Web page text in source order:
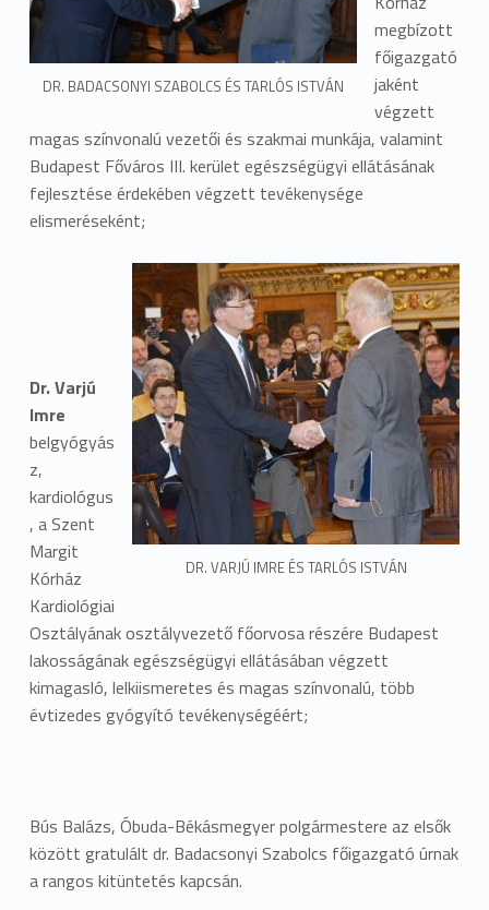
DR. BADACSONYI SZABOLCS ÉS TARLÓS ISTVÁN
megbízott
főigazgató
jaként
végzett
magas színvonalú vezetői és szakmai munkája, valamint
Budapest Főváros III. kerület egészségügyi ellátásának
fejlesztése érdekében végzett tevékenysége
elismeréseként;
DR. VARJÚ IMRE ÉS TARLÓS ISTVÁN
Dr. Varjú
Imre
belgyógyás
z,
kardiológus
, a Szent
Margit
Kórház
Kardiológiai
Osztályának osztályvezető főorvosa részére Budapest
lakosságának egészségügyi ellátásában végzett
kimagasló, lelkiismeretes és magas színvonalú, több
évtizedes gyógyító tevékenységéért;
Bús Balázs, Óbuda-Békásmegyer polgármestere az elsők
között gratulált dr. Badacsonyi Szabolcs főigazgató úrnak
a rangos kitüntetés kapcsán.